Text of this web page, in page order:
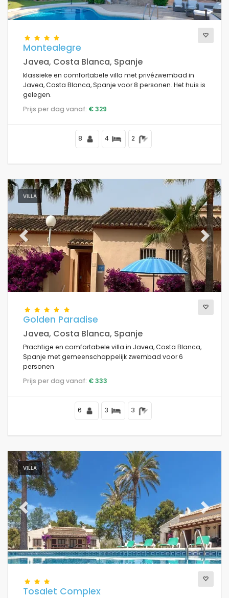
Montealegre
Javea, Costa Blanca, Spanje
klassieke en comfortabele villa met privézwembad in
Javea, Costa Blanca, Spanje voor 8 personen. Het huis is
gelegen.
Prijs per dag vanaf: € 329
8 4 2
VILLA
Previous Next
Golden Paradise
Javea, Costa Blanca, Spanje
Prachtige en comfortabele villa in Javea, Costa Blanca,
Spanje met gemeenschappelijk zwembad voor 6
personen
Prijs per dag vanaf: € 333
6 3 3
VILLA
Previous Next
Tosalet Complex